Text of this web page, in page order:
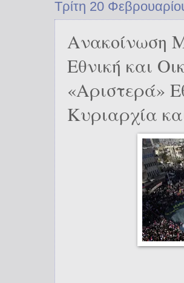
Τρίτη 20
Ανακοίνωση
Εθνική και
«Αριστερά»
Κυριαρχία